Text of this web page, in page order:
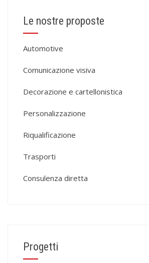
Le nostre proposte
Automotive
Comunicazione visiva
Decorazione e cartellonistica
Personalizzazione
Riqualificazione
Trasporti
Consulenza diretta
Progetti